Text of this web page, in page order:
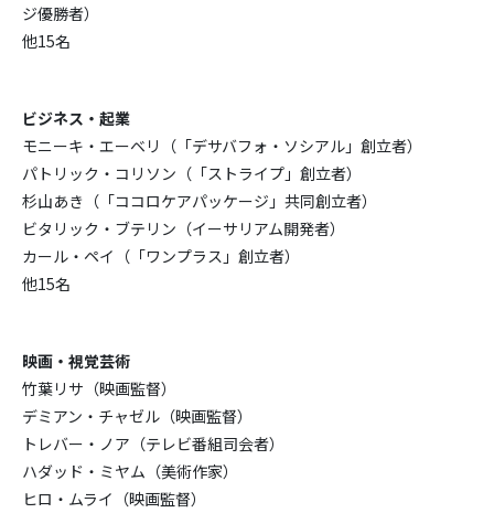
ジ優勝者）
他15名
ビジネス・起業
モニーキ・エーベリ（「デサバフォ・ソシアル」創立者）
パトリック・コリソン（「ストライプ」創立者）
杉山あき（「ココロケアパッケージ」共同創立者）
ビタリック・ブテリン（イーサリアム開発者）
カール・ペイ（「ワンプラス」創立者）
他15名
映画・視覚芸術
竹葉リサ（映画監督）
デミアン・チャゼル（映画監督）
トレバー・ノア（テレビ番組司会者）
ハダッド・ミヤム（美術作家）
ヒロ・ムライ（映画監督）